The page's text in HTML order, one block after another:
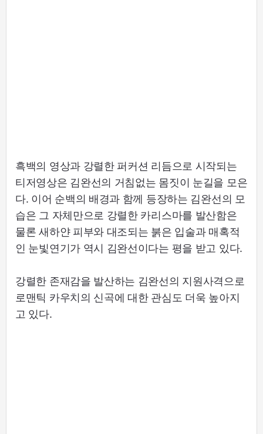
흑백의 영상과 강렬한 퍼커션 리듬으로 시작되는
티저영상은 김완선의 거침없는 몸짓이 눈길을 모은
다. 이어 순백의 배경과 함께 등장하는 김완선의 모
습은 그 자체만으로 강렬한 카리스마를 발산함은
물론 새하얀 피부와 대조되는 붉은 입술과 매혹적
인 눈빛연기가 역시 김완선이다는 평을 받고 있다.
강렬한 존재감을 발산하는 김완선의 지원사격으로
로맨틱 카우치의 신곡에 대한 관심도 더욱 높아지
고 있다.